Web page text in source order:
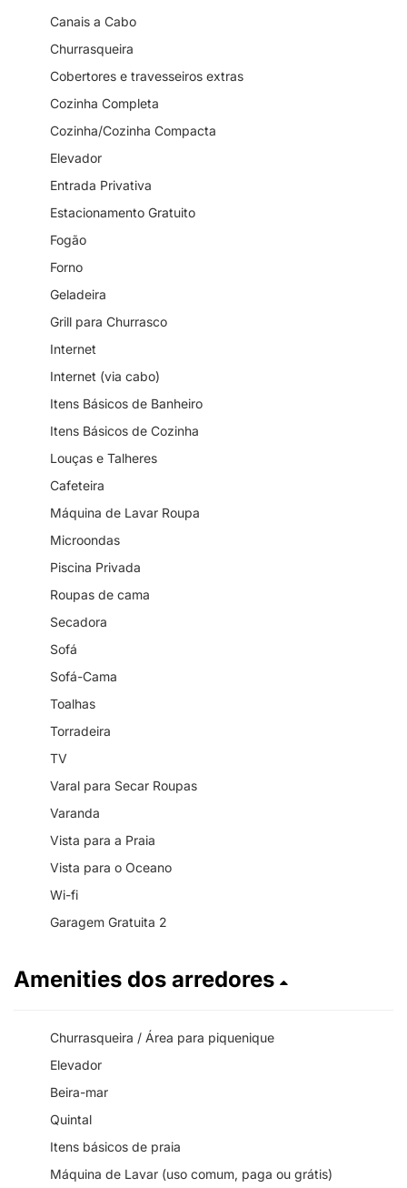
Canais a Cabo
Churrasqueira
Cobertores e travesseiros extras
Cozinha Completa
Cozinha/Cozinha Compacta
Elevador
Entrada Privativa
Estacionamento Gratuito
Fogão
Forno
Geladeira
Grill para Churrasco
Internet
Internet (via cabo)
Itens Básicos de Banheiro
Itens Básicos de Cozinha
Louças e Talheres
Cafeteira
Máquina de Lavar Roupa
Microondas
Piscina Privada
Roupas de cama
Secadora
Sofá
Sofá-Cama
Toalhas
Torradeira
TV
Varal para Secar Roupas
Varanda
Vista para a Praia
Vista para o Oceano
Wi-fi
Garagem Gratuita 2
Amenities dos arredores
Churrasqueira / Área para piquenique
Elevador
Beira-mar
Quintal
Itens básicos de praia
Máquina de Lavar (uso comum, paga ou grátis)